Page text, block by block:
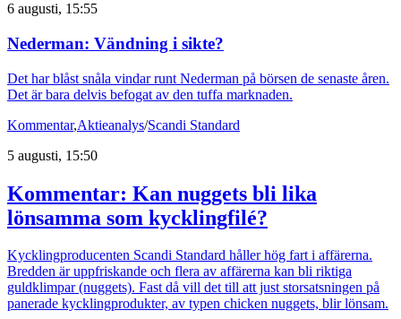
6 augusti, 15:55
Nederman: Vändning i sikte?
Det har blåst snåla vindar runt Nederman på börsen de senaste åren.
Det är bara delvis befogat av den tuffa marknaden.
Kommentar,Aktieanalys/Scandi Standard
5 augusti, 15:50
Kommentar: Kan nuggets bli lika
lönsamma som kycklingfilé?
Kycklingproducenten Scandi Standard håller hög fart i affärerna.
Bredden är uppfriskande och flera av affärerna kan bli riktiga
guldklimpar (nuggets). Fast då vill det till att just storsatsningen på
panerade kycklingprodukter, av typen chicken nuggets, blir lönsam.